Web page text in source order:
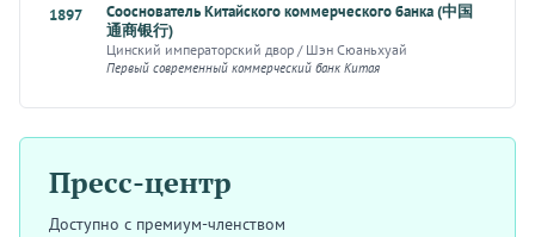
1897
Сооснователь Китайского коммерческого банка (中国
通商银行)
Цинский императорский двор / Шэн Сюаньхуай
Первый современный коммерческий банк Китая
Пресс-центр
Доступно с премиум-членством